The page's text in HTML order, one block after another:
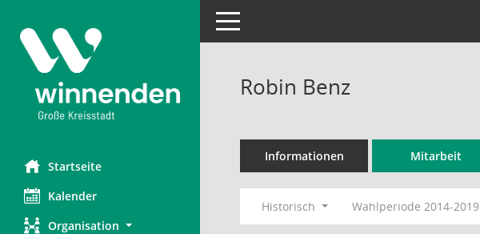
Startseite
Kalender
Organisation
Toggle navigation
Robin Benz
Informationen Mitarbeit
Historisch Wahlperiode 2014-2019